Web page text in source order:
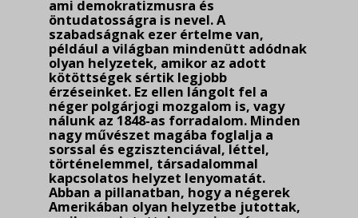
ami demokratizmusra és
öntudatosságra is nevel. A
szabadságnak ezer értelme van,
például a világban mindenütt adódnak
olyan helyzetek, amikor az adott
kötöttségek sértik legjobb
érzéseinket. Ez ellen lángolt fel a
néger polgárjogi mozgalom is, vagy
nálunk az 1848-as forradalom. Minden
nagy művészet magába foglalja a
sorssal és egzisztenciával, léttel,
történelemmel, társadalommal
kapcsolatos helyzet lenyomatát.
Abban a pillanatban, hogy a négerek
Amerikában olyan helyzetbe jutottak,